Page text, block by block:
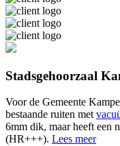
Stadsgehoorzaal
Voor de Gemeente
bestaande ruiten met
6mm dik, maar heeft een
(HR+++). Lees meer